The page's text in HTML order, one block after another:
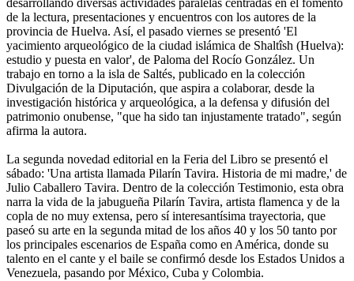
desarrollando diversas actividades paralelas centradas en el fomento
de la lectura, presentaciones y encuentros con los autores de la
provincia de Huelva. Así, el pasado viernes se presentó 'El
yacimiento arqueológico de la ciudad islámica de Shaltîsh (Huelva):
estudio y puesta en valor', de Paloma del Rocío González. Un
trabajo en torno a la isla de Saltés, publicado en la colección
Divulgación de la Diputación, que aspira a colaborar, desde la
investigación histórica y arqueológica, a la defensa y difusión del
patrimonio onubense, "que ha sido tan injustamente tratado", según
afirma la autora.
La segunda novedad editorial en la Feria del Libro se presentó el
sábado: 'Una artista llamada Pilarín Tavira. Historia de mi madre,' de
Julio Caballero Tavira. Dentro de la colección Testimonio, esta obra
narra la vida de la jabugueña Pilarín Tavira, artista flamenca y de la
copla de no muy extensa, pero sí interesantísima trayectoria, que
paseó su arte en la segunda mitad de los años 40 y los 50 tanto por
los principales escenarios de España como en América, donde su
talento en el cante y el baile se confirmó desde los Estados Unidos a
Venezuela, pasando por México, Cuba y Colombia.